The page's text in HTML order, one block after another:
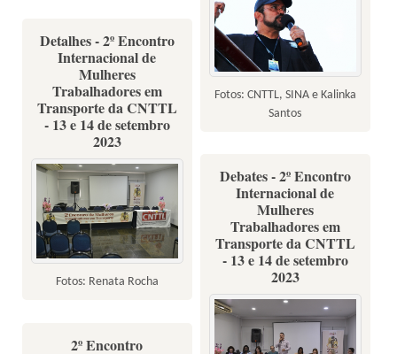
Fotos: CNTTL, SINA e Kalinka
Santos
Detalhes - 2º Encontro
Internacional de
Mulheres
Trabalhadores em
Transporte da CNTTL
- 13 e 14 de setembro
2023
Fotos: Renata Rocha
Debates - 2º Encontro
Internacional de
Mulheres
Trabalhadores em
Transporte da CNTTL
- 13 e 14 de setembro
2023
2º Encontro